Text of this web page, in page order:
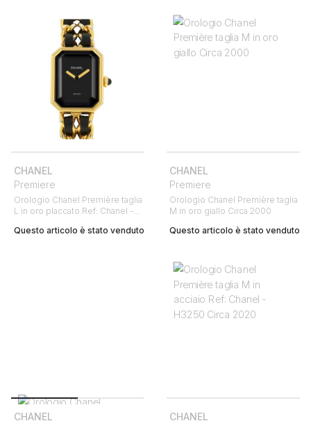
CHANEL
Premiere
Orologio Chanel Première taglia
L in oro placcato Ref: Chanel -
Questo articolo è stato venduto
CHANEL
Premiere
Orologio Chanel Première taglia
M in oro giallo Circa 2000
Questo articolo è stato venduto
CHANEL
CHANEL